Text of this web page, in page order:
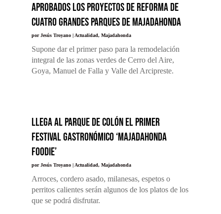
Aprobados los proyectos de reforma de
cuatro grandes parques de Majadahonda
porJesús Troyano| Actualidad, Majadahonda
Supone dar el primer paso para la remodelación
integral de las zonas verdes de Cerro del Aire,
Goya, Manuel de Falla y Valle del Arcipreste.
Llega al Parque de Colón el primer
Festival Gastronómico ‘Majadahonda
Foodie’
porJesús Troyano| Actualidad, Majadahonda
Arroces, cordero asado, milanesas, espetos o
perritos calientes serán algunos de los platos de los
que se podrá disfrutar.